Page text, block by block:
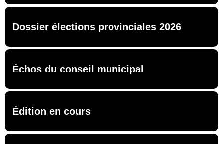
Dossier élections provinciales 2026
Échos du conseil municipal
Édition en cours